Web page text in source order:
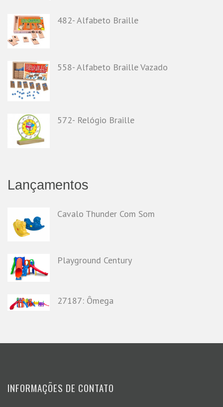
482- Alfabeto Braille
558- Alfabeto Braille Vazado
572- Relógio Braille
Lançamentos
Cavalo Thunder Com Som
Playground Century
27187: Ômega
INFORMAÇÕES DE CONTATO